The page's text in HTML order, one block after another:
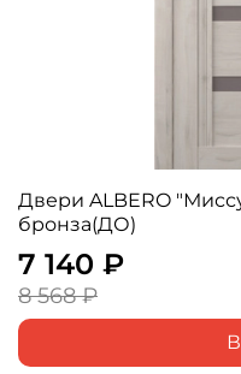
Двери ALBERO
бронза(ДО)
7 140 ₽
8 568 ₽